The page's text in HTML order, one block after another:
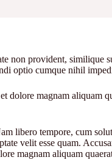
non provident,
optio cumque nihil
dolore magnam aliquam
libero tempore, cum
velit esse quam.
magnam aliquam